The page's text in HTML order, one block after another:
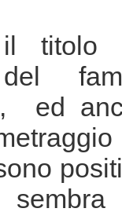
titolo
del
ed